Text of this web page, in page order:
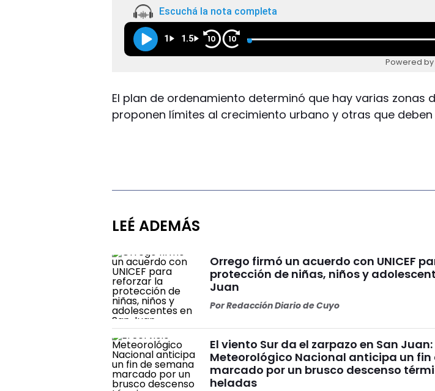
Escuchá la nota completa
1 1.5 10 10
Powered by
El plan de ordenamiento determinó que hay varias zonas
proponen límites al crecimiento urbano y otras que deben
LEÉ ADEMÁS
Orrego firmó un acuerdo con UNICEF
protección de niñas, niños y
Juan
PorRedacción Diario de Cuyo
El viento Sur da el zarpazo en San
Meteorológico Nacional anticipa un fin
marcado por un brusco descenso
heladas